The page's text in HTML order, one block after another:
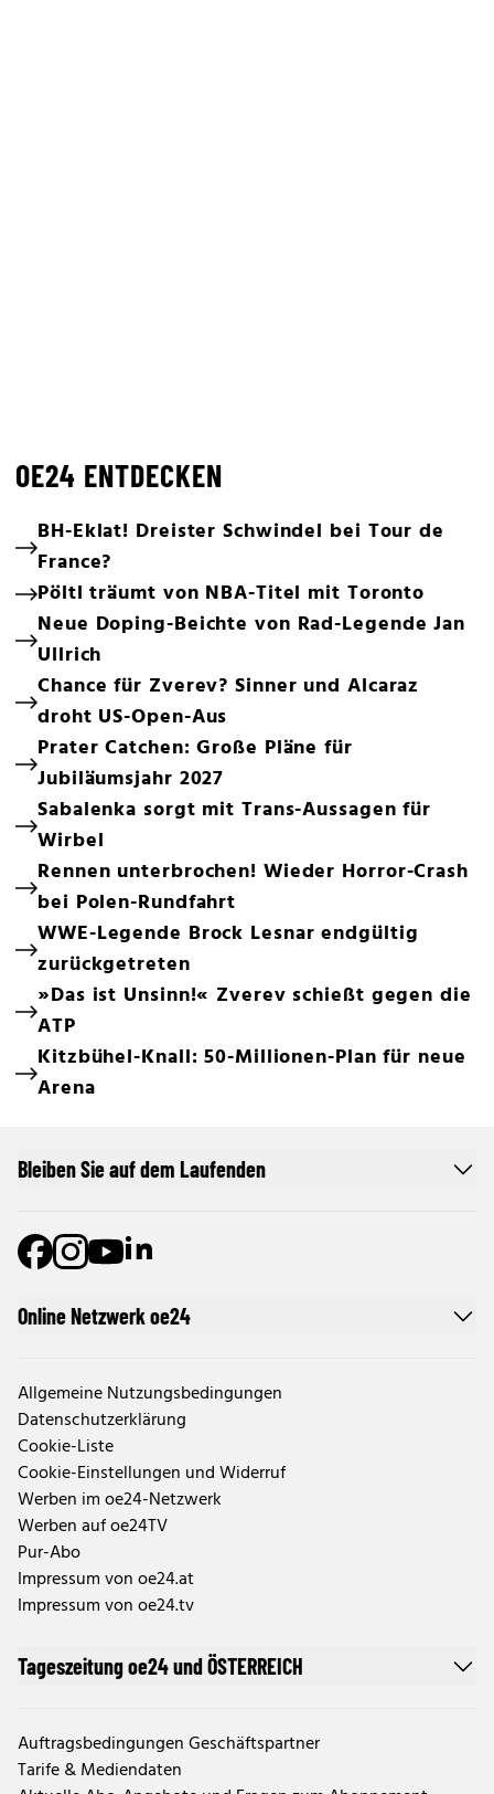
OE24 ENTDECKEN
BH-Eklat! Dreister Schwindel bei Tour de
France?
Pöltl träumt von NBA-Titel mit Toronto
Neue Doping-Beichte von Rad-Legende Jan
Ullrich
Chance für Zverev? Sinner und Alcaraz
droht US-Open-Aus
Prater Catchen: Große Pläne für
Jubiläumsjahr 2027
Sabalenka sorgt mit Trans-Aussagen für
Wirbel
Rennen unterbrochen! Wieder Horror-Crash
bei Polen-Rundfahrt
WWE-Legende Brock Lesnar endgültig
zurückgetreten
»Das ist Unsinn!« Zverev schießt gegen die
ATP
Kitzbühel-Knall: 50-Millionen-Plan für neue
Arena
Online Netzwerk oe24
Allgemeine Nutzungsbedingungen
Datenschutzerklärung
Cookie-Liste
Cookie-Einstellungen und Widerruf
Werben im oe24-Netzwerk
Werben auf oe24TV
Pur-Abo
Impressum von oe24.at
Impressum von oe24.tv
Tageszeitung oe24 und ÖSTERREICH
Auftragsbedingungen Geschäftspartner
Tarife & Mediendaten
Bleiben Sie auf dem Laufenden